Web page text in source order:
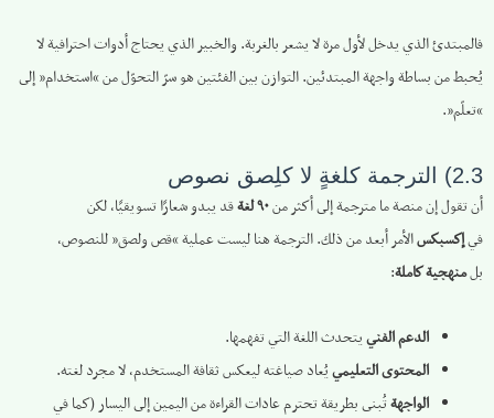
فالمبتدئ الذي يدخل لأول مرة لا يشعر بالغربة. والخبير الذي يحتاج أدوات احترافية لا
يُحبط من بساطة واجهة المبتدئين. التوازن بين الفئتين هو سرّ التحوّل من “استخدام” إلى
“تعلّم”.
2.3) الترجمة كلغةٍ لا كلِصق نصوص
أن تقول إن منصة ما مترجمة إلى أكثر من٩٠ لغة
قد يبدو شعارًا تسويقيًا، لكن
فيإكسبكسالأمر أبعد من ذلك. الترجمة هنا ليست عملية “قص ولصق” للنصوص،
بلمنهجية كاملة:
الدعم الفنييتحدث اللغة التي تفهمها.
المحتوى التعليمييُعاد صياغته ليعكس ثقافة المستخدم، لا مجرد لغته.
الواجهةتُبنى بطريقة تحترم عادات القراءة من اليمين إلى اليسار (كما في